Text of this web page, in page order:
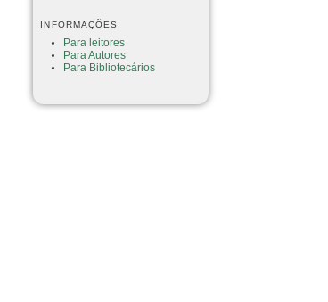
INFORMAÇÕES
Para leitores
Para Autores
Para Bibliotecários